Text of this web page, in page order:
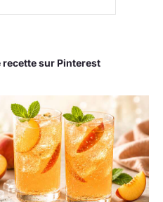
recette sur Pinterest